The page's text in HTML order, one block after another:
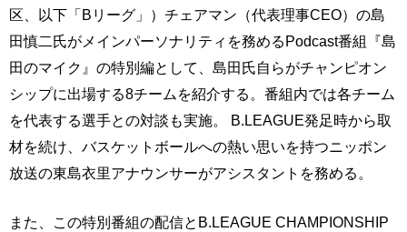
区、以下「Bリーグ」）チェアマン（代表理事CEO）の島
田慎二氏がメインパーソナリティを務めるPodcast番組『島
田のマイク』の特別編として、島田氏自らがチャンピオン
シップに出場する8チームを紹介する。番組内では各チーム
を代表する選手との対談も実施。 B.LEAGUE発足時から取
材を続け、バスケットボールへの熱い思いを持つニッポン
放送の東島衣里アナウンサーがアシスタントを務める。
また、この特別番組の配信とB.LEAGUE CHAMPIONSHIP